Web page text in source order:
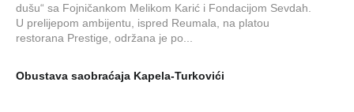
dušu“ sa Fojničankom Melikom Karić i Fondacijom Sevdah.
U prelijepom ambijentu, ispred Reumala, na platou
restorana Prestige, održana je po...
Obustava saobraćaja Kapela-Turkovići